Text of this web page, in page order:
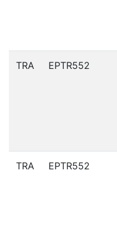
TRA EPTR552
TRA EPTR552